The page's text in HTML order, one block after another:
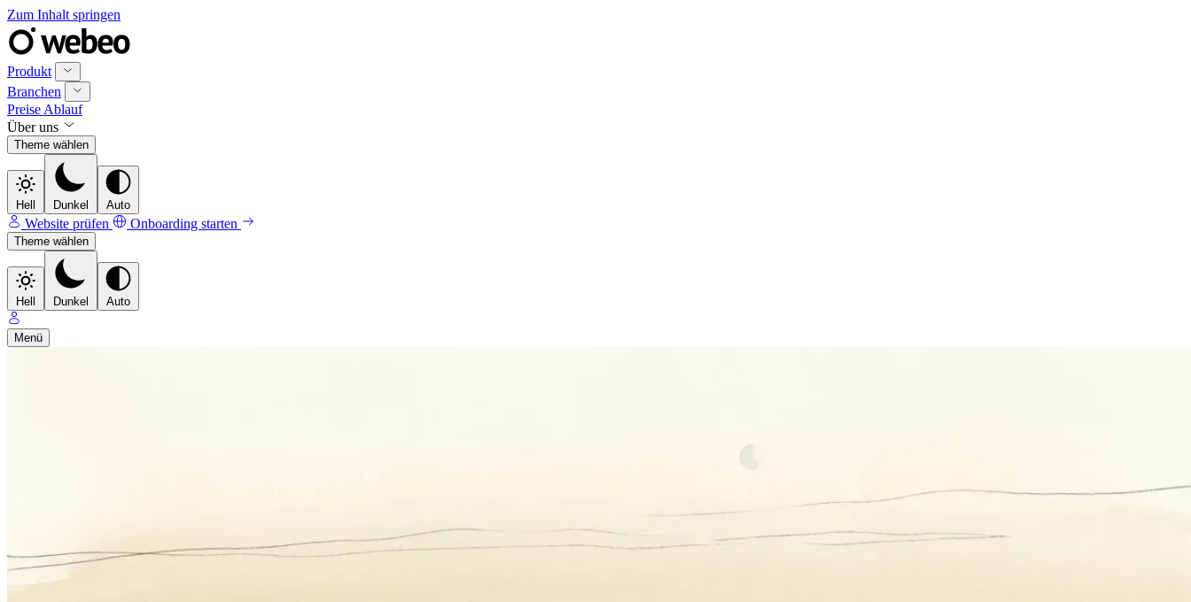
Zum Inhalt springen
Produkt
Branchen
Preise Ablauf
Über uns
Theme wählen
Hell Dunkel Auto
Website prüfen Onboarding starten
Theme wählen
Hell Dunkel Auto
Menü